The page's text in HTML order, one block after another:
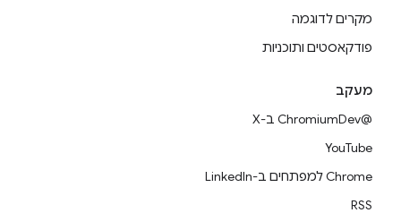
מקרים לדוגמה
פודקאסטים ותוכניות
מעקב
@ChromiumDev ב-X
YouTube
Chrome למפתחים ב-LinkedIn
RSS